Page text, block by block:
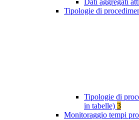
Dati aggregati
Tipologie di
Tipologie di
in tabelle) 3
Monitoraggio tempi